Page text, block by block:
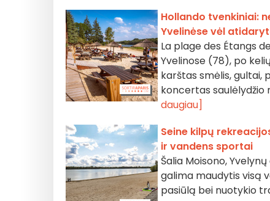
Hollando tvenkiniai:
Yvelinėse vėl
La plage des Étangs
Yvelinose (78), po
karštas smėlis, gultai,
koncertas saulėlydžio
daugiau]
Seine kilpų
ir vandens sportai
Šalia Moisono,
galima maudytis visą
pasiūlą bei nuotykio